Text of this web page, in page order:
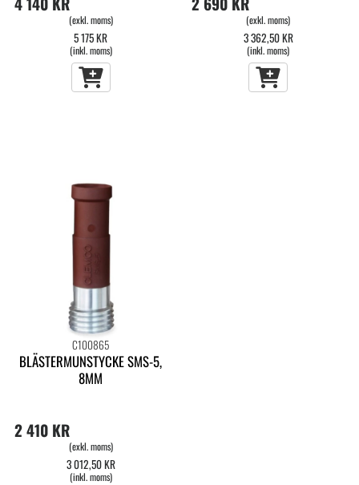
(exkl. moms)
5 175 KR
(inkl. moms)
(exkl. moms)
3 362,50 KR
(inkl. moms)
C100865
BLÄSTERMUNSTYCKE SMS-5,
8MM
2 410 KR
(exkl. moms)
3 012,50 KR
(inkl. moms)